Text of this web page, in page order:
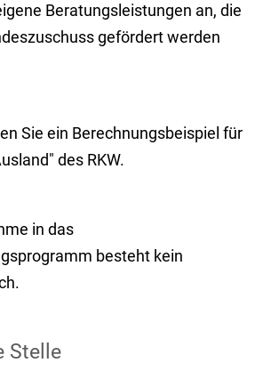
Beratungsleistungen an, die
gefördert werden
Sie ein Berechnungsbeispiel für
des RKW.
in das
besteht kein
Stelle